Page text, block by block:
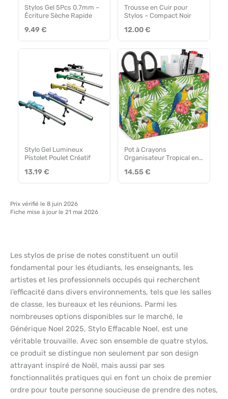
Stylos Gel 5Pcs 0.7mm –
Écriture Sèche Rapide
9.49 €
Trousse en Cuir pour
Stylos – Compact Noir
12.00 €
Stylo Gel Lumineux
Pistolet Poulet Créatif
13.19 €
Pot à Crayons
Organisateur Tropical en
14.55 €
Prix vérifié le 8 juin 2026
Fiche mise à jour le 21 mai 2026
Les stylos de prise de notes constituent un outil
fondamental pour les étudiants, les enseignants, les
artistes et les professionnels occupés qui recherchent
l’efficacité dans divers environnements, tels que les salles
de classe, les bureaux et les réunions. Parmi les
nombreuses options disponibles sur le marché, le
Générique Noel 2025, Stylo Effacable Noel, est une
véritable trouvaille. Avec son ensemble de quatre stylos,
ce produit se distingue non seulement par son design
attrayant inspiré de Noël, mais aussi par ses
fonctionnalités pratiques qui en font un choix de premier
ordre pour toute personne soucieuse de prendre des notes,